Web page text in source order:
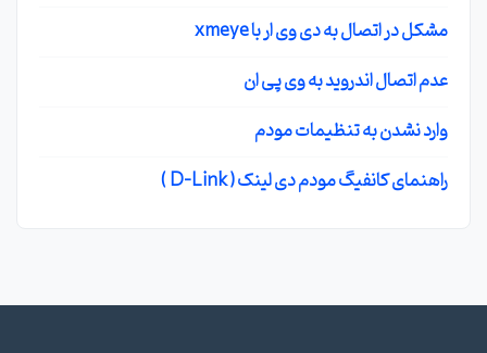
مشکل در اتصال به دی وی ار با xmeye
عدم اتصال اندروید به وی پی ان
وارد نشدن به تنظیمات مودم
راهنمای کانفیگ مودم دی لینک ( D-Link )